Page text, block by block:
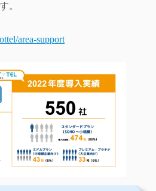
。
area-support